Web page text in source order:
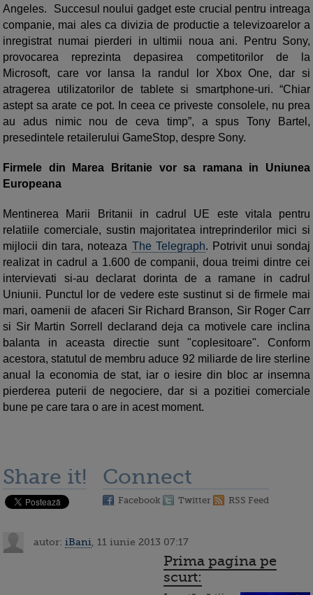
Angeles. Succesul noului gadget este crucial pentru intreaga
companie, mai ales ca divizia de productie a televizoarelor a
inregistrat numai pierderi in ultimii noua ani. Pentru Sony,
provocarea reprezinta depasirea competitorilor de la
Microsoft, care vor lansa la randul lor Xbox One, dar si
atragerea utilizatorilor de tablete si smartphone-uri. “Chiar
astept sa arate ce pot. In ceea ce priveste consolele, nu prea
au adus nimic nou de ceva timp”, a spus Tony Bartel,
presedintele retailerului GameStop, despre Sony.
Firmele din Marea Britanie vor sa ramana in Uniunea
Europeana
Mentinerea Marii Britanii in cadrul UE este vitala pentru
relatiile comerciale, sustin majoritatea intreprinderilor mici si
mijlocii din tara, noteaza The Telegraph. Potrivit unui sondaj
realizat in cadrul a 1.600 de companii, doua treimi dintre cei
intervievati si-au declarat dorinta de a ramane in cadrul
Uniunii. Punctul lor de vedere este sustinut si de firmele mai
mari, oamenii de afaceri Sir Richard Branson, Sir Roger Carr
si Sir Martin Sorrell declarand deja ca motivele care inclina
balanta in aceasta directie sunt "coplesitoare". Conform
acestora, statutul de membru aduce 92 miliarde de lire sterline
anual la economia de stat, iar o iesire din bloc ar insemna
pierderea puterii de negociere, dar si a pozitiei comerciale
bune pe care tara o are in acest moment.
Share it! Connect
Facebook Twitter RSS Feed
autor: iBani , 11 iunie 2013 07:17
Prima pagina pe
scurt: